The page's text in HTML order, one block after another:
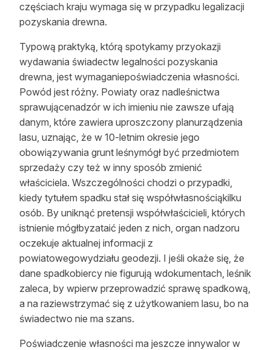
Lasy prywatne
O nas
100 lat „Lasu Polskiego”
Prenumerata
Reklama
Zostań autorem
Archiwum
Kontakt
częściach kraju wymaga się w przypadku legalizacji
pozyskania drewna.
Typową praktyką, którą spotykamy przyokazji
wydawania świadectw legalności pozyskania
drewna, jest wymaganiepoświadczenia własności.
Powód jest różny. Powiaty oraz nadleśnictwa
sprawującenadzór w ich imieniu nie zawsze ufają
danym, które zawiera uproszczony planurządzenia
lasu, uznając, że w 10-letnim okresie jego
obowiązywania grunt leśnymógł być przedmiotem
sprzedaży czy też w inny sposób zmienić
właściciela. Wszczególności chodzi o przypadki,
kiedy tytułem spadku stał się współwłasnościąkilku
osób. By uniknąć pretensji współwłaścicieli, których
istnienie mógłbyzataić jeden z nich, organ nadzoru
oczekuje aktualnej informacji z
powiatowegowydziału geodezji. I jeśli okaże się, że
dane spadkobiercy nie figurują wdokumentach, leśnik
zaleca, by wpierw przeprowadzić sprawę spadkową,
a na raziewstrzymać się z użytkowaniem lasu, bo na
świadectwo nie ma szans.
Poświadczenie własności ma jeszcze innywalor w